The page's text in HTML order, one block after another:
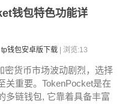
钱包特色功能详
钱包安卓版下载 | 浏览:13
密货币市场波动剧烈，选择
关重要。TokenPocket是在
多链钱包, 它靠着具备丰富